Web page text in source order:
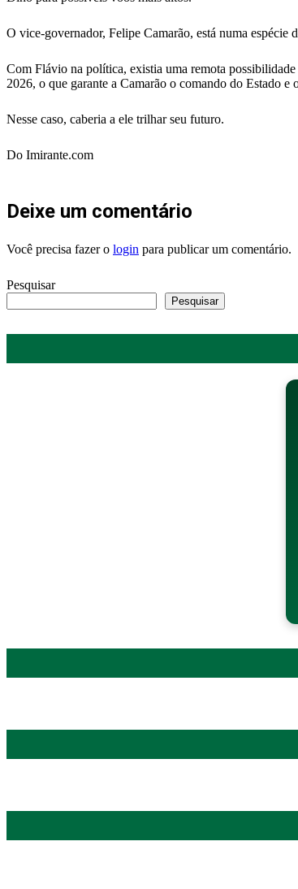
O vice-governador, Felipe Camarão, está numa
Com Flávio na política, existia uma remota
2026, o que garante a Camarão o comando do Estado e
Nesse caso, caberia a ele trilhar seu futuro.
Do Imirante.com
Deixe um comentário
Você precisa fazer o login para publicar um comentário.
Pesquisar
Pesquisar